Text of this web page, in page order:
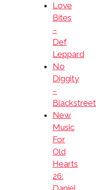
Love
Bites
–
Def
Leppard
No
Diggity
–
Blackstreet
New
Music
For
Old
Hearts
26: